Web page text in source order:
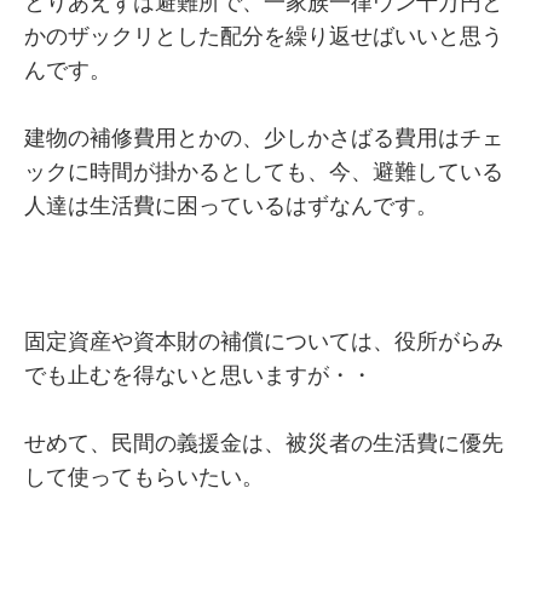
かのザックリとした配分を繰り返せばいいと思う
んです。
建物の補修費用とかの、少しかさばる費用はチェ
ックに時間が掛かるとしても、今、避難している
人達は生活費に困っているはずなんです。
固定資産や資本財の補償については、役所がらみ
でも止むを得ないと思いますが・・
せめて、民間の義援金は、被災者の生活費に優先
して使ってもらいたい。